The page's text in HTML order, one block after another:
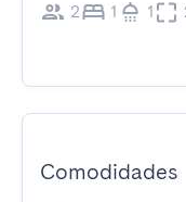
2 1 1
Comodidades